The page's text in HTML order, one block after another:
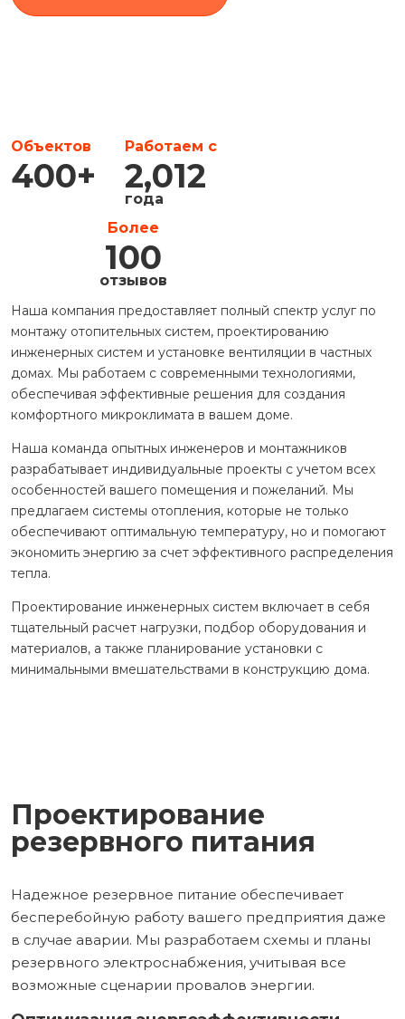
Объектов
400+
Работаем с
2,012
года
Более
100
отзывов
Наша компания предоставляет полный спектр услуг по
монтажу отопительных систем, проектированию
инженерных систем и установке вентиляции в частных
домах. Мы работаем с современными технологиями,
обеспечивая эффективные решения для создания
комфортного микроклимата в вашем доме.
Наша команда опытных инженеров и монтажников
разрабатывает индивидуальные проекты с учетом всех
особенностей вашего помещения и пожеланий. Мы
предлагаем системы отопления, которые не только
обеспечивают оптимальную температуру, но и помогают
экономить энергию за счет эффективного распределения
тепла.
Проектирование инженерных систем включает в себя
тщательный расчет нагрузки, подбор оборудования и
материалов, а также планирование установки с
минимальными вмешательствами в конструкцию дома.
Проектирование
резервного питания
Надежное резервное питание обеспечивает
бесперебойную работу вашего предприятия даже
в случае аварии. Мы разработаем схемы и планы
резервного электроснабжения, учитывая все
возможные сценарии провалов энергии.